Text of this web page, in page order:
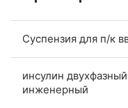
Суспензия для п/к
инсулин
инженерный